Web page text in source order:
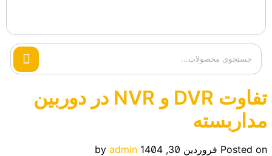
Search
تفاوت DVR و NVR در دوربین
مداربسته
Posted on فروردین 30, 1404 by admin